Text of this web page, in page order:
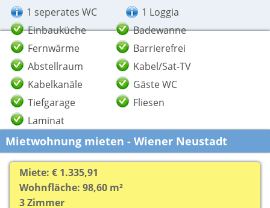
1 seperates WC
1 Loggia
Einbauküche
Badewanne
Fernwärme
Barrierefrei
Abstellraum
Kabel/Sat-TV
Kabelkanäle
Gäste WC
Tiefgarage
Fliesen
Laminat
Mietwohnung mieten - Wiener Neustadt
Miete: € 1.335,91
Wohnfläche: 98,60 m²
3 Zimmer